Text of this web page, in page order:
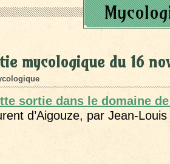
mycologique du 16
sortie dans le domaine
d’Aigouze, par Jean-Louis